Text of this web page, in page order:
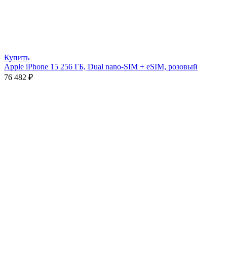
Купить
Apple iPhone 15 256 ГБ, Dual nano-SIM + eSIM, розовый
76 482 ₽